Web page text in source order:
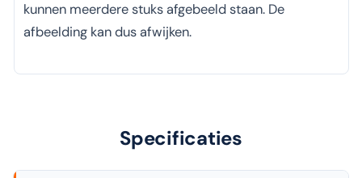
kunnen meerdere stuks afgebeeld staan. De
afbeelding kan dus afwijken.
Specificaties